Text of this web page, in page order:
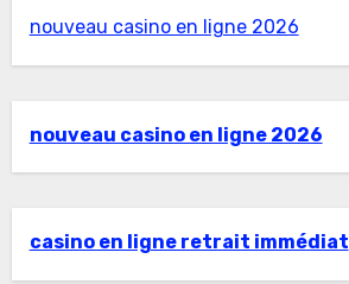
nouveau casino en ligne 2026
nouveau casino en ligne 2026
casino en ligne retrait immédiat